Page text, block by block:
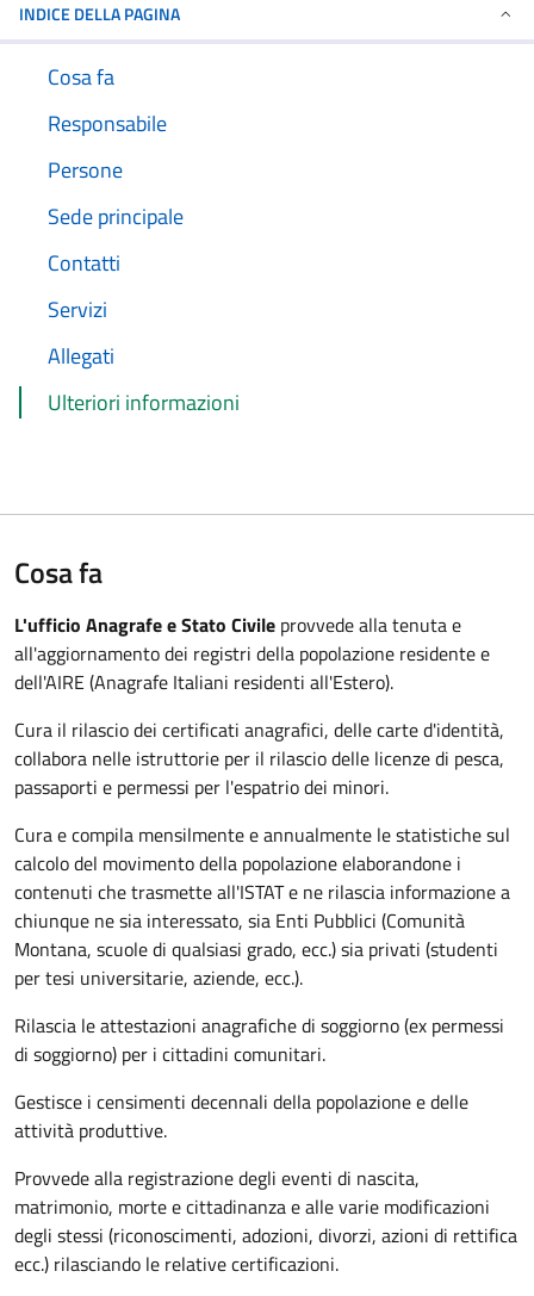
INDICE DELLA PAGINA
Cosa fa
Responsabile
Persone
Sede principale
Contatti
Servizi
Allegati
Ulteriori informazioni
Cosa fa
L'ufficio Anagrafe e Stato Civile provvede alla tenuta e
all'aggiornamento dei registri della popolazione residente e
dell'AIRE (Anagrafe Italiani residenti all'Estero).
Cura il rilascio dei certificati anagrafici, delle carte d'identità,
collabora nelle istruttorie per il rilascio delle licenze di pesca,
passaporti e permessi per l'espatrio dei minori.
Cura e compila mensilmente e annualmente le statistiche sul
calcolo del movimento della popolazione elaborandone i
contenuti che trasmette all'ISTAT e ne rilascia informazione a
chiunque ne sia interessato, sia Enti Pubblici (Comunità
Montana, scuole di qualsiasi grado, ecc.) sia privati (studenti
per tesi universitarie, aziende, ecc.).
Rilascia le attestazioni anagrafiche di soggiorno (ex permessi
di soggiorno) per i cittadini comunitari.
Gestisce i censimenti decennali della popolazione e delle
attività produttive.
Provvede alla registrazione degli eventi di nascita,
matrimonio, morte e cittadinanza e alle varie modificazioni
degli stessi (riconoscimenti, adozioni, divorzi, azioni di rettifica
ecc.) rilasciando le relative certificazioni.